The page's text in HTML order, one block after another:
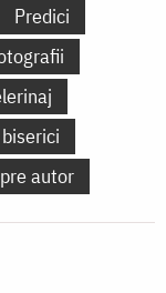
Predici
autor